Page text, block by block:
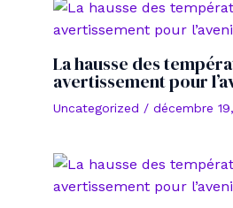
La hausse des
avertissement pour
Uncategorized / décembre